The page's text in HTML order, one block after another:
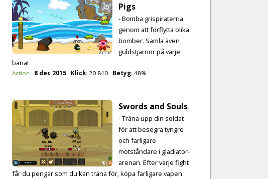
Pigs
- Bomba grispiraterna
genom att förflytta olika
bomber. Samla även
guldstjärnor på varje
bana!
Action 8 dec 2015 Klick:20 840 Betyg: 48%
Swords and Souls
- Träna upp din soldat
för att besegra tyngre
och farligare
motståndare i gladiator-
arenan. Efter varje fight
får du pengar som du kan träna för, köpa farligare vapen